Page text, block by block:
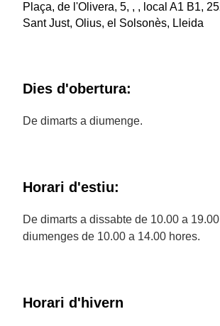
Plaça, de l'Olivera, 5, , , local A1 B1,
Sant Just, Olius, el Solsonès, Lleida
Dies d'obertura:
De dimarts a diumenge.
Horari d'estiu:
De dimarts a dissabte de 10.00 a
diumenges de 10.00 a 14.00 hores.
Horari d'hivern